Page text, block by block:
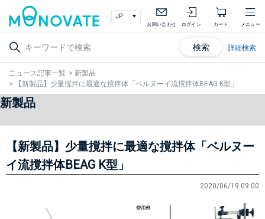
お問い合わせ ログイン カート メニュー
検索 詳細検索
ニュース記事一覧 > 新製品
>
【新製品】少量撹拌に最適な撹拌体「ベルヌーイ流撹拌体BEAG K型」
新製品
【新製品】少量撹拌に最適な撹拌体「ベルヌー
イ流撹拌体BEAG K型」
2020/06/19 09:00